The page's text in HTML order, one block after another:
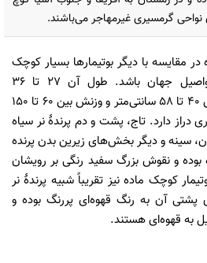
نواحی گرمسیری غیرمهاجر می‌باشند.
مقایسه با دیگر بوتیمارها بسیار کوچک
است و شاید کوچکترین حواصیل جهان باشد. طول آن ۲۷ تا ۳۶
سانتی‌متر، فاصلهٔ بین دو بالش ۴۰ تا ۵۸ سانتی‌متر و وزنش بین ۶۰ تا ۱۵۰
دراز دارد. تاج، پشت و دم پرندهٔ نر سیاه
سینه و دیگر بخش‌های زیرین بدن پرنده
بوده و نقوش بزرگ سفید رنگی بر رویشان
کوچک ماده نیز تقریباً شبیه پرندهٔ نر
پشتی آن به رنگ قهوه‌ای پررنگ بوده و
به قهوه‌ای هستند.